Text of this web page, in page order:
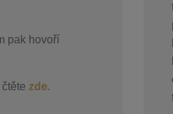
pak hovoří
zde.